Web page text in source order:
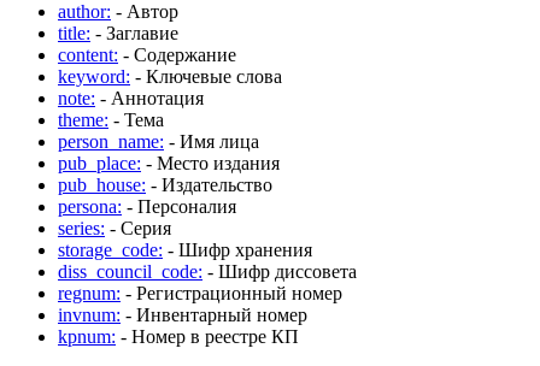
author: - Автор
title: - Заглавие
content: - Содержание
keyword: - Ключевые слова
note: - Аннотация
theme: - Тема
person_name: - Имя лица
pub_place: - Место издания
pub_house: - Издательство
persona: - Персоналия
series: - Серия
storage_code: - Шифр хранения
diss_council_code: - Шифр диссовета
regnum: - Регистрационный номер
invnum: - Инвентарный номер
kpnum: - Номер в реестре КП